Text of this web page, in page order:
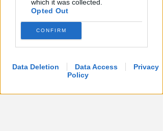
which it was collected.
Opted Out
CONFIRM
Data Deletion Data Access
Privacy
Policy